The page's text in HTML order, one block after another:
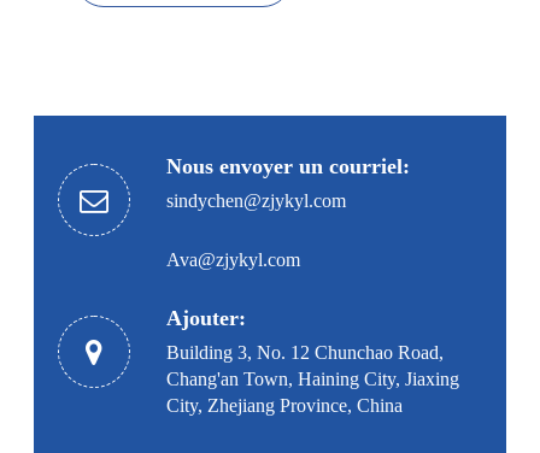
Nous envoyer un courriel:
sindychen@zjykyl.com
Ava@zjykyl.com
Ajouter:
Building 3, No. 12 Chunchao Road,
Chang'an Town, Haining City, Jiaxing
City, Zhejiang Province, China